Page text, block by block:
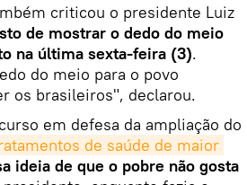
criticou o presidente Luiz
de mostrar o dedo do meio
na última sexta-feira (3).
do meio para o povo
os brasileiros", declarou.
em defesa da ampliação do
de saúde de maior
ideia de que o pobre não gosta